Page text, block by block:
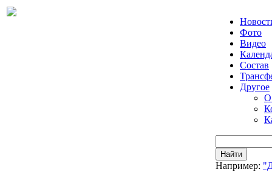
Фото
Видео
Состав
Другое
О
Найти
Например: